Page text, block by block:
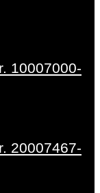
10007000-
20007467-